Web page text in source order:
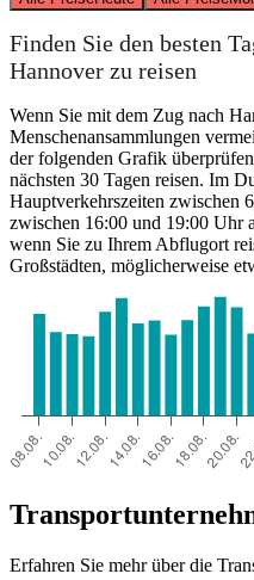
Finden Sie den besten
Hannover zu reisen
Wenn Sie mit dem Zug nach
Menschenansammlungen
der folgenden Grafik
nächsten 30 Tagen reisen. Im
Hauptverkehrszeiten zwischen
zwischen 16:00 und 19:00 Uhr
wenn Sie zu Ihrem Abflugort
Großstädten, möglicherweise
Erfahren Sie mehr über die